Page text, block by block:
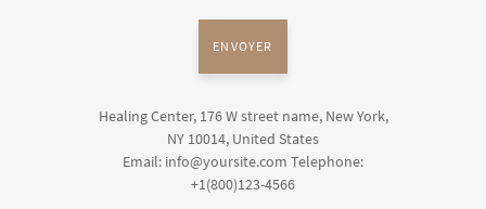
Healing Center, 176 W street name, New York,
NY 10014, United States
Email: info@yoursite.com Telephone:
+1(800)123-4566